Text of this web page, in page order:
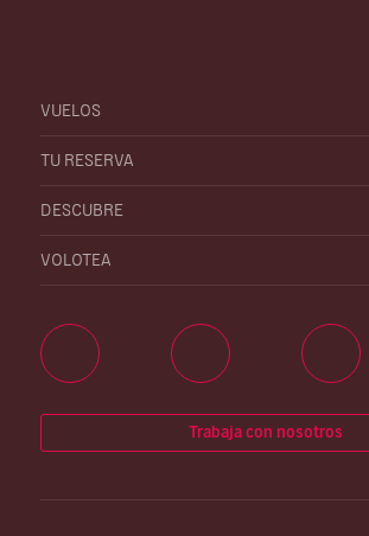
VUELOS
TU RESERVA
DESCUBRE
VOLOTEA
Trabaja con nosotros